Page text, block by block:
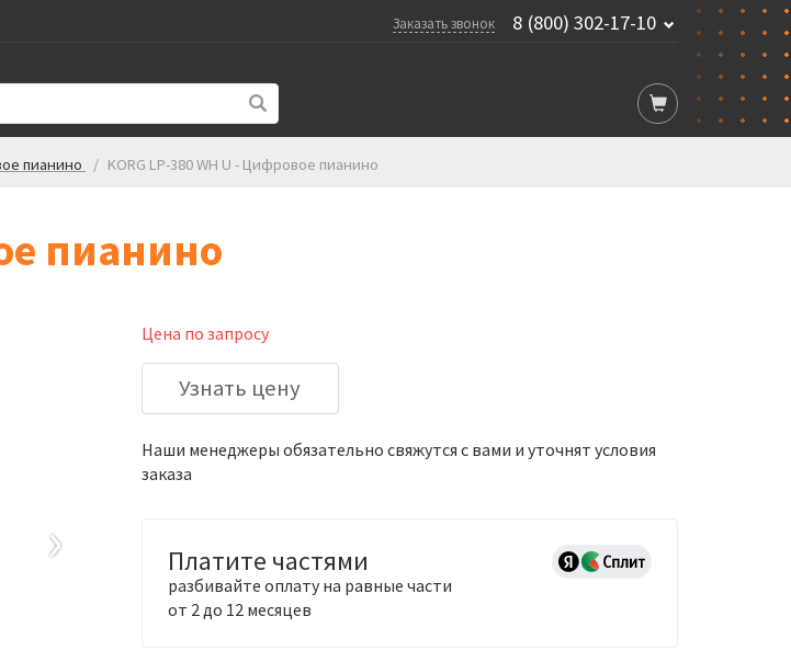
Заказать звонок 8 (800) 302-17-10
пианино / KORG LP-380 WH U - Цифровое пианино
пианино
›
Цена по запросу
Узнать цену
Наши менеджеры обязательно свяжутся с вами и уточнят условия
заказа
Платите частями
разбивайте оплату на равные части
от 2 до 12 месяцев